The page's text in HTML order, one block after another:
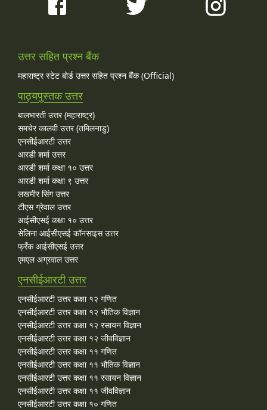
उत्तर सहित प्रश्न बैंक
महाराष्ट्र स्टेट बोर्ड उत्तर सहित प्रश्न बैंक (Official)
पाठ्यपुस्तक उत्तर
बालभारती उत्तर (महाराष्ट्र)
समचेर कालवी उत्तर (तमिलनाडु)
एनसीईआरटी उत्तर
आरडी शर्मा उत्तर
आरडी शर्मा कक्षा १० उत्तर
आरडी शर्मा कक्षा ९ उत्तर
लखमीर सिंग उत्तर
टीएस ग्रेवाल उत्तर
आईसीएसई कक्षा १० उत्तर
सेलिना आईसीएसई कॉनसाइस उत्तर
फ्रँक आईसीएसई उत्तर
एमएल अग्रवाल उत्तर
एनसीईआरटी उत्तर
एनसीईआरटी उत्तर कक्षा १२ गणित
एनसीईआरटी उत्तर कक्षा १२ भौतिक विज्ञान
एनसीईआरटी उत्तर कक्षा १२ रसायन विज्ञान
एनसीईआरटी उत्तर कक्षा १२ जीवविज्ञान
एनसीईआरटी उत्तर कक्षा ११ गणित
एनसीईआरटी उत्तर कक्षा ११ भौतिक विज्ञान
एनसीईआरटी उत्तर कक्षा ११ रसायन विज्ञान
एनसीईआरटी उत्तर कक्षा ११ जीवविज्ञान
एनसीईआरटी उत्तर कक्षा १० गणित